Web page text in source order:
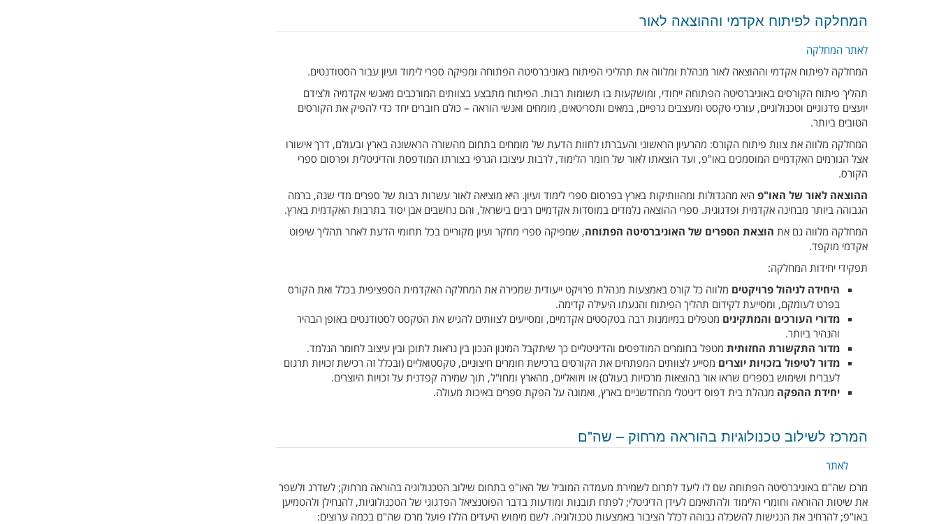
המחלקה לפיתוח אקדמי וההוצאה לאור
לאתר המחלקה
המחלקה לפיתוח אקדמי וההוצאה לאור מנהלת ומלווה את תהליכי הפיתוח באוניברסיטה הפתוחה ומפיקה ספרי לימוד ועיון עבור הסטודנטים.
תהליך פיתוח הקורסים באוניברסיטה הפתוחה ייחודי, ומושקעות בו תשומות רבות. הפיתוח מתבצע בצוותים המורכבים מאנשי אקדמיה ולצידם
יועצים פדגוגיים וטכנולוגיים, עורכי טקסט ומעצבים גרפיים, במאים ותסריטאים, מומחים ואנשי הוראה – כולם חוברים יחד כדי להפיק את הקורסים
הטובים ביותר.
המחלקה מלווה את צוות פיתוח הקורס: מהרעיון הראשוני והעברתו לחוות הדעת של מומחים בתחום מהשורה הראשונה בארץ ובעולם, דרך אישורו
אצל הגורמים האקדמיים המוסמכים באו"פ, ועד הוצאתו לאור של חומר הלימוד, לרבות עיצובו הגרפי בצורתו המודפסת והדיגיטלית ופרסום ספרי
הקורס.
ההוצאה לאור של האו"פ היא מהגדולות ומהוותיקות בארץ בפרסום ספרי לימוד ועיון. היא מוציאה לאור עשרות רבות של ספרים מדי שנה, ברמה
הגבוהה ביותר מבחינה אקדמית ופדגוגית. ספרי ההוצאה נלמדים במוסדות אקדמיים רבים בישראל, והם נחשבים אבן יסוד בתרבות האקדמית בארץ.
המחלקה מלווה גם את הוצאת הספרים של האוניברסיטה הפתוחה, שמפיקה ספרי מחקר ועיון מקוריים בכל תחומי הדעת לאחר תהליך שיפוט
אקדמי מוקפד.
תפקידי יחידות המחלקה:
היחידה לניהול פרויקטים מלווה כל קורס באמצעות מנהלת פרויקט ייעודית שמכירה את המחלקה האקדמית הספציפית בכלל ואת הקורס
בפרט לעומקם, ומסייעת לקידום תהליך הפיתוח והנעתו היעילה קדימה.
מדורי העורכים והמתקינים מטפלים במיומנות רבה בטקסטים אקדמיים, ומסייעים לצוותים להגיש את הטקסט לסטודנטים באופן הבהיר
והנהיר ביותר.
מדור התקשורת החזותית מטפל בחומרים המודפסים והדיגיטליים כך שיתקבל המינון הנכון בין נראות לתוכן ובין עיצוב לחומר הנלמד.
מדור לטיפול בזכויות יוצרים מסייע לצוותים המפתחים את הקורסים ברכישת חומרים חיצוניים, טקסטואליים (ובכלל זה רכישת זכויות תרגום
לעברית ושימוש בספרים שראו אור בהוצאות מרכזיות בעולם) או ויזואליים, מהארץ ומחו"ל, תוך שמירה קפדנית על זכויות היוצרים.
יחידת ההפקה מנהלת בית דפוס דיגיטלי מהחדשניים בארץ, ואמונה על הפקת ספרים באיכות מעולה.
המרכז לשילוב טכנולוגיות בהוראה מרחוק – שה"ם
לאתר
מרכז שה"ם באוניברסיטה הפתוחה שם לו ליעד לתרום לשמירת מעמדה המוביל של האו"פ בתחום שילוב הטכנולוגיה בהוראה מרחוק; לשדרג ולשפר
את שיטות ההוראה וחומרי הלימוד ולהתאימם לעידן הדיגיטלי; לפתח תובנות ומודעות בדבר הפוטנציאל הפדגוגי של הטכנולוגיות, להנחילן ולהטמיען
באו"פ; להרחיב את הנגישות להשכלה גבוהה לכלל הציבור באמצעות טכנולוגיה. לשם מימוש היעדים הללו פועל מרכז שה"ם בכמה ערוצים: